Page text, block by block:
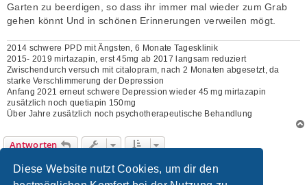
Diese Website nutzt Cookies, um dir den
Garten zu beerdigen, so dass ihr immer mal wieder zum Grab
gehen könnt Und in schönen Erinnerungen verweilen mögt.
2014 schwere PPD mit Ängsten, 6 Monate Tagesklinik
2015- 2019 mirtazapin, erst 45mg ab 2017 langsam reduziert
Zwischendurch versuch mit citalopram, nach 2 Monaten abgesetzt, da
starke Verschlimmerung der Depression
Anfang 2021 erneut schwere Depression wieder 45 mg mirtazapin
zusätzlich noch quetiapin 150mg
Über Jahre zusätzlich noch psychotherapeutische Behandlung
Antworten